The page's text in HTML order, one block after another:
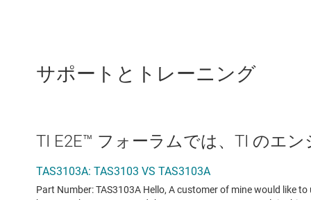
サポートとトレーニング
TI E2E™ フォーラムでは、TI のエ